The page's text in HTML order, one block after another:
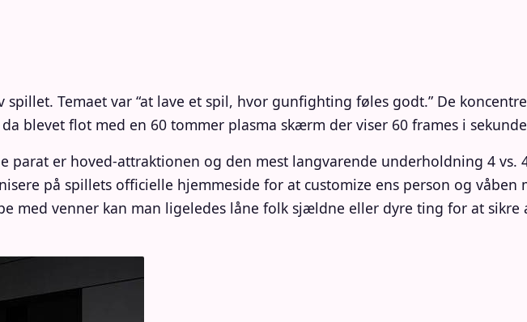
Temaet var “at lave et spil, hvor gunfighting føles godt.” De
blevet flot med en 60 tommer plasma skærm der viser 60 frames i
parat er hoved-attraktionen og den mest langvarende underholdning 4 vs.
på spillets officielle hjemmeside for at customize ens person og våben
med venner kan man ligeledes låne folk sjældne eller dyre ting for at sikre